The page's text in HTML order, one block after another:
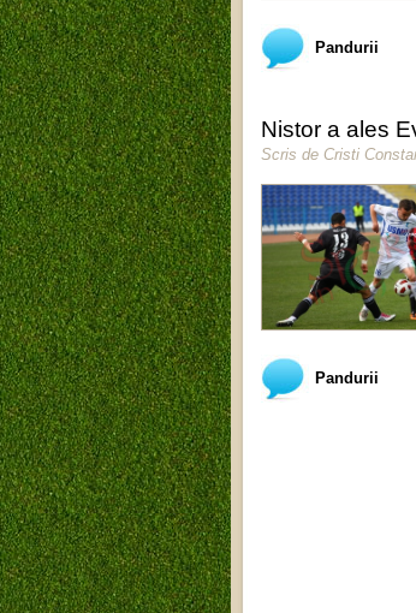
Pandurii
Nistor a ales
Scris de Cristi
Pandurii